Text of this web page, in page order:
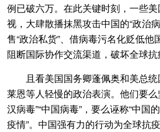
例已破六万。在此关键时刻，一些
视，大肆散播抹黑攻击中国的“政治
售“政治私货”、借病毒污名化贬低他
阻断国际协作交流渠道，破坏全球抗
且看美国国务卿蓬佩奥和美总统
莱恩等人轻慢的政治表演。他们要
汉病毒”“中国病毒”，要么诬称“中国
疫情”。中国强有力的行动为全球抗